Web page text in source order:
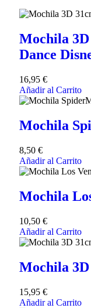
Mochila
Dance
16,95 €
Añadir al Carrito
Mochila
8,50 €
Añadir al Carrito
Mochila
10,50 €
Añadir al Carrito
Mochila 3D
15,95 €
Añadir al Carrito